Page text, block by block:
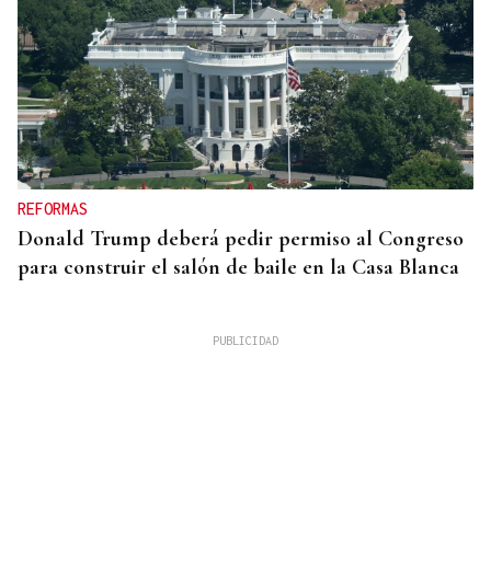
REFORMAS
Donald Trump deberá pedir permiso al Congreso
para construir el salón de baile en la Casa Blanca